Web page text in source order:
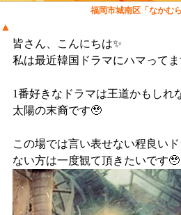
福岡市城南区「なかむ
▲
皆さん、こんにちは✨
私は最近韓国ドラマにハマってま
1番好きなドラマは王道かもしれ
太陽の末裔です🥹
この場では言い表せない程良い
ない方は一度観て頂きたいです🥹